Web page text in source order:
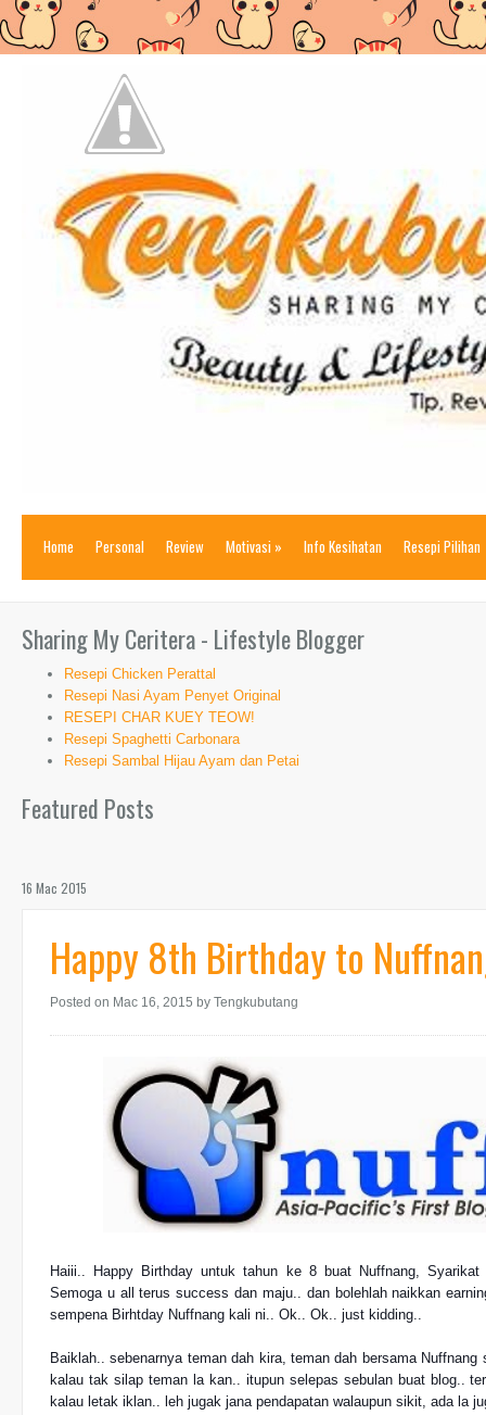
Home Personal Review Motivasi » Info Kesihatan Resepi Pilihan
Sharing My Ceritera - Lifestyle Blogger
Resepi Chicken Perattal
Resepi Nasi Ayam Penyet Original
RESEPI CHAR KUEY TEOW!
Resepi Spaghetti Carbonara
Resepi Sambal Hijau Ayam dan Petai
Featured Posts
16 Mac 2015
Happy 8th Birthday to
Posted on Mac 16, 2015 by Tengkubutang
Haiii.. Happy Birthday untuk tahun ke 8 buat Nuffnang,
Semoga u all terus success dan maju.. dan bolehlah naikkan
sempena Birhtday Nuffnang kali ni.. Ok.. Ok.. just kidding..
Baiklah.. sebenarnya teman dah kira, teman dah bersama
kalau tak silap teman la kan.. itupun selepas sebulan buat blog..
kalau letak iklan.. leh jugak jana pendapatan walaupun sikit, ada la